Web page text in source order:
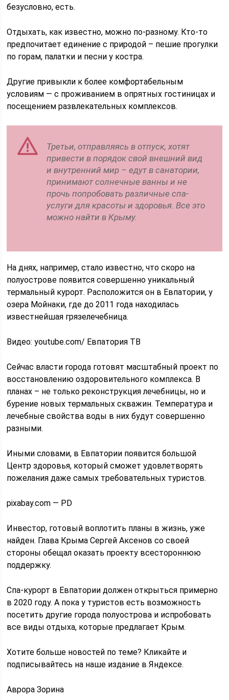
безусловно, есть.
Отдыхать, как известно, можно по-разному. Кто-то
предпочитает единение с природой – пешие прогулки
по горам, палатки и песни у костра.
Другие привыкли к более комфортабельным
условиям — с проживанием в опрятных гостиницах и
посещением развлекательных комплексов.
Третьи, отправляясь в отпуск, хотят
привести в порядок свой внешний вид
и внутренний мир – едут в санатории,
принимают солнечные ванны и не
прочь попробовать различные спа-
услуги для красоты и здоровья. Все это
можно найти в Крыму.
На днях, например, стало известно, что скоро на
полуострове появится совершенно уникальный
термальный курорт. Расположится он в Евпатории, у
озера Мойнаки, где до 2011 года находилась
известнейшая грязелечебница.
Видео: youtube.com/ Евпатория ТВ
Сейчас власти города готовят масштабный проект по
восстановлению оздоровительного комплекса. В
планах – не только реконструкция лечебницы, но и
бурение новых термальных скважин. Температура и
лечебные свойства воды в них будут совершенно
разными.
Иными словами, в Евпатории появится большой
Центр здоровья, который сможет удовлетворять
пожелания даже самых требовательных туристов.
pixabay.com — PD
Инвестор, готовый воплотить планы в жизнь, уже
найден. Глава Крыма Сергей Аксенов со своей
стороны обещал оказать проекту всестороннюю
поддержку.
Спа-курорт в Евпатории должен открыться примерно
в 2020 году. А пока у туристов есть возможность
посетить другие города полуострова и испробовать
все виды отдыха, которые предлагает Крым.
Хотите больше новостей по теме? Кликайте и
подписывайтесь на наше издание в Яндексе.
Аврора Зорина